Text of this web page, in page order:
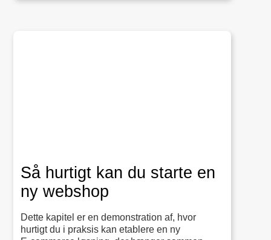
Så hurtigt kan du starte en
ny webshop
Dette kapitel er en demonstration af, hvor
hurtigt du i praksis kan etablere en ny